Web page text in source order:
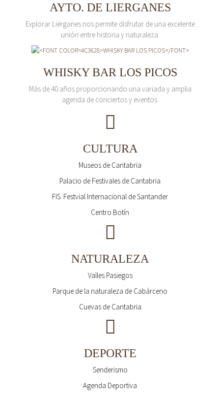
AYTO. DE LIERGANES
Explorar Liérganes nos permite disfrutar de una excelente
unión entre historia y naturaleza.
WHISKY BAR LOS PICOS
Más de 40 años proporcionando una variada y amplia
agenda de conciertos y eventos.
CULTURA
Museos de Cantabria
Palacio de Festivales de Cantabria
FIS. Festvial Internacional de Santander
Centro Botín
NATURALEZA
Valles Pasiegos
Parque de la naturaleza de Cabárceno
Cuevas de Cantabria
DEPORTE
Senderismo
Agenda Deportiva